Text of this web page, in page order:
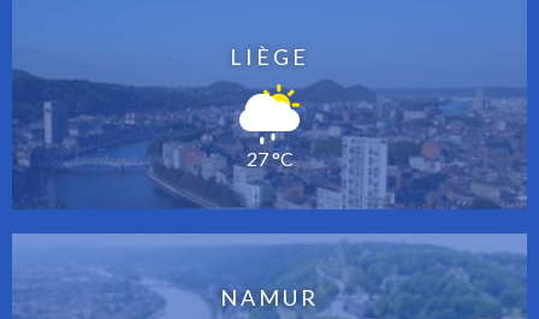
LIÈGE
27 °C
NAMUR